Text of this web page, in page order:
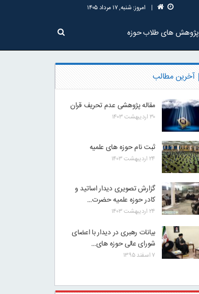
| امروز: شنبه, ۱۷ مرداد ۱۴۰۵
پژوهش های طلاب حوزه
آخرین مطالب
مقاله پژوهشی عدم تحریف قران
۳۰ اردیبهشت ۱۴۰۳
ثبت نام حوزه های علمیه
۲۴ اردیبهشت ۱۴۰۳
گزارش تصویری دیدار اساتید و
کادر حوزه علمیه حضرت…
۲۴ اردیبهشت ۱۴۰۳
بیانات رهبری در دیدار با اعضای
شورای عالی حوزه های…
۷ اسفند ۱۳۹۵